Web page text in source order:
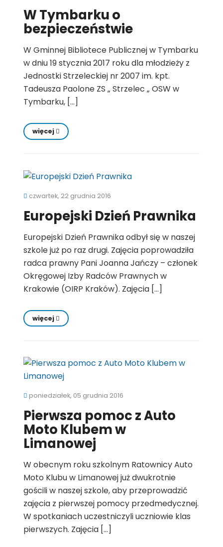
W Tymbarku o
bezpieczeństwie
W Gminnej Bibliotece Publicznej w Tymbarku
w dniu 19 stycznia 2017 roku dla młodzieży z
Jednostki Strzeleckiej nr 2007 im. kpt.
Tadeusza Paolone ZS „ Strzelec „ OSW w
Tymbarku, […]
więcej
czwartek, 22 grudnia 2016
Europejski Dzień Prawnika
Europejski Dzień Prawnika odbył się w naszej
szkole już po raz drugi. Zajęcia poprowadziła
radca prawny Pani Joanna Jańczy – członek
Okręgowej Izby Radców Prawnych w
Krakowie (OIRP Kraków). Zajęcia […]
więcej
poniedziałek, 05 grudnia 2016
Pierwsza pomoc z Auto
Moto Klubem w
Limanowej
W obecnym roku szkolnym Ratownicy Auto
Moto Klubu w Limanowej już dwukrotnie
gościli w naszej szkole, aby przeprowadzić
zajęcia z pierwszej pomocy przedmedycznej.
W spotkaniach uczestniczyli uczniowie klas
pierwszych. Zajęcia […]